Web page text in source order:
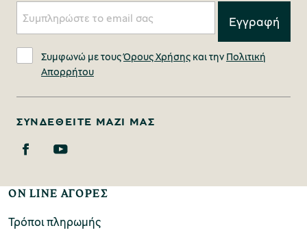
Συμφωνώ με τουςΌρους Χρήσης και την Πολιτική
Απορρήτου
ΣΥΝΔΕΘΕΊΤΕ ΜΑΖΊ ΜΑΣ
ON LINE ΑΓΟΡΕΣ
Τρόποι πληρωμής